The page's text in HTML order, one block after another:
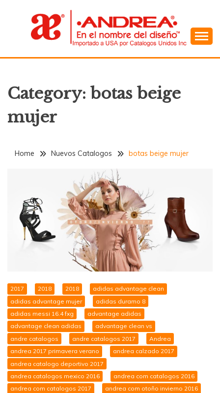
ANDREA
Category: botas beige
mujer
Home Nuevos Catalogos botas beige mujer
2017 2018 2018
adidas advantage clean
adidas advantage mujer
adidas duramo 8
adidas messi 16.4 fxg
advantage adidas
advantage clean adidas
advantage clean vs
andre catalogos
andre catalogos 2017
Andrea
andrea 2017 primavera verano
andrea calzado 2017
andrea catalogo deportivo 2017
andrea catalogos mexico 2016
andrea com catalogos 2016
andrea com catalogos 2017
andrea com otoño invierno 2016